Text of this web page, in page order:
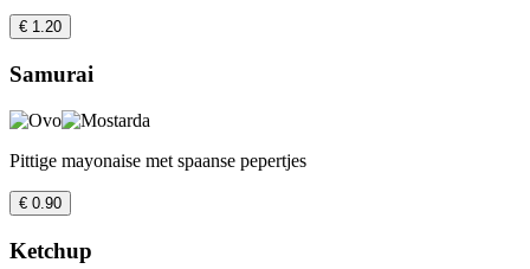
€ 1.20
Samurai
Pittige mayonaise met spaanse pepertjes
€ 0.90
Ketchup